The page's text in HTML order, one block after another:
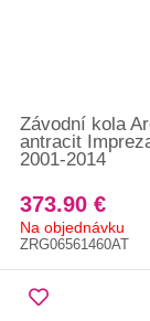
Závodní kola
antracit
2001-2014
373.90 €
Na objednávku
ZRG06561460AT